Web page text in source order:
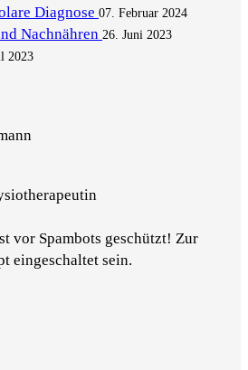
Diagnose 07. Februar 2024
Nachnähren 26. Juni 2023
2023
vor Spambots geschützt! Zur
eingeschaltet sein.